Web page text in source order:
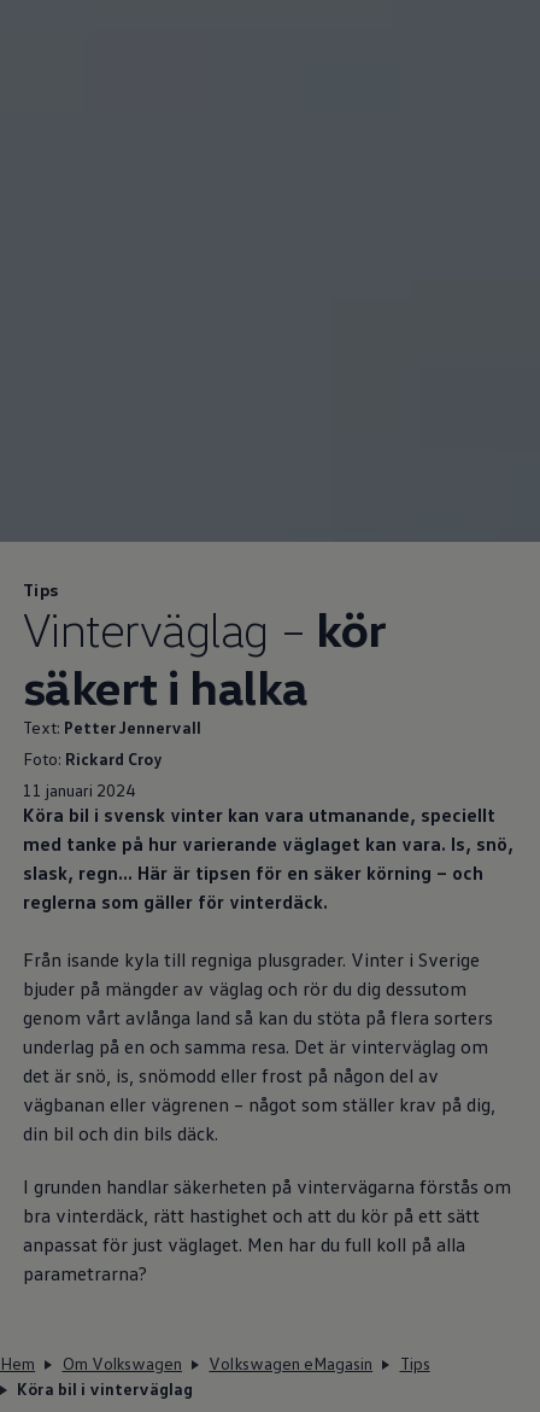
Tips
Vinterväglag – kör
säkert i halka
Text: Petter Jennervall
Foto: Rickard Croy
11 januari 2024
Köra bil i svensk vinter kan vara utmanande, speciellt
med tanke på hur varierande väglaget kan vara. Is, snö,
slask, regn… Här är tipsen för en säker körning – och
reglerna som gäller för vinterdäck.
Från isande kyla till regniga plusgrader. Vinter i Sverige
bjuder på mängder av väglag och rör du dig dessutom
genom vårt avlånga land så kan du stöta på flera sorters
underlag på en och samma resa. Det är vinterväglag om
det är snö, is, snömodd eller frost på någon del av
vägbanan eller vägrenen – något som ställer krav på dig,
din bil och din bils däck.
I grunden handlar säkerheten på vintervägarna förstås om
bra vinterdäck, rätt hastighet och att du kör på ett sätt
anpassat för just väglaget. Men har du full koll på alla
parametrarna?
Hem Om Volkswagen Volkswagen eMagasin
Tips
Köra bil i vinterväglag